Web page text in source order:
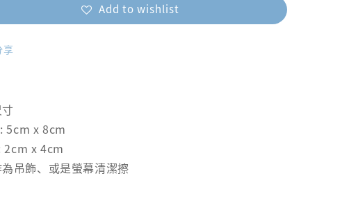
Add to wishlist
享
5cm x 8cm
2cm x 4cm
吊飾、或是螢幕清潔擦